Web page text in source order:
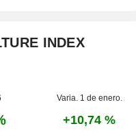
INDEX
Varia. 1 de enero.
+10,74 %